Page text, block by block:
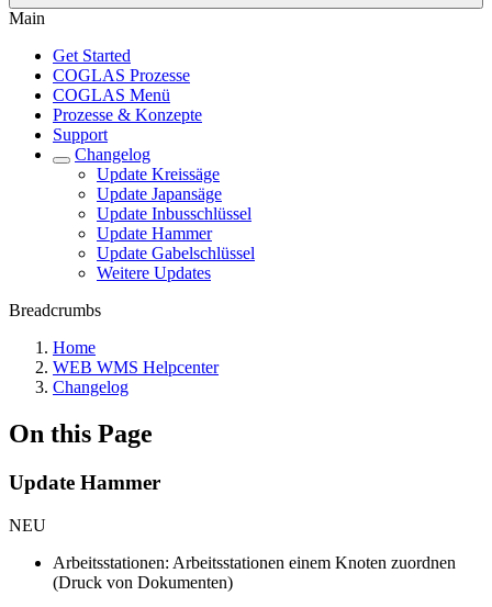
Main
Get Started
COGLAS Prozesse
COGLAS Menü
Prozesse & Konzepte
Support
Changelog
Update Kreissäge
Update Japansäge
Update Inbusschlüssel
Update Hammer
Update Gabelschlüssel
Weitere Updates
Breadcrumbs
Home
WEB WMS Helpcenter
Changelog
On this Page
Update Hammer
NEU
Arbeitsstationen: Arbeitsstationen einem Knoten zuordnen
(Druck von Dokumenten)